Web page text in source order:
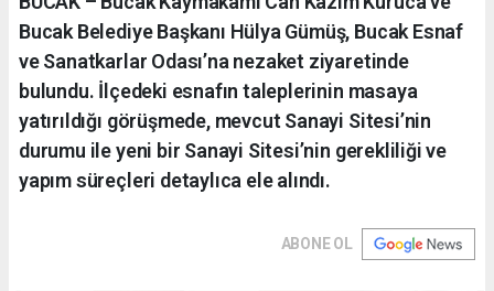
Bucak Belediye Başkanı Hülya Gümüş, Bucak Esnaf
ve Sanatkarlar Odası’na nezaket ziyaretinde
bulundu. İlçedeki esnafın taleplerinin masaya
yatırıldığı görüşmede, mevcut Sanayi Sitesi’nin
durumu ile yeni bir Sanayi Sitesi’nin gerekliliği ve
yapım süreçleri detaylıca ele alındı.
ABONE OL